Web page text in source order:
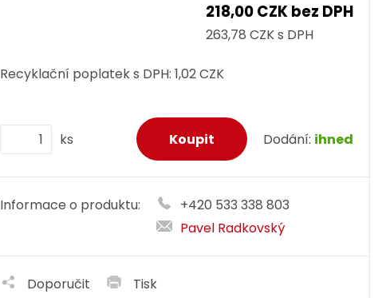
218,00 CZK bez DPH
263,78 CZK s DPH
Recyklační poplatek s DPH: 1,02 CZK
ks Dodání: ihned
Informace o produktu:
+420 533 338 803
Pavel Radkovský
Doporučit Tisk